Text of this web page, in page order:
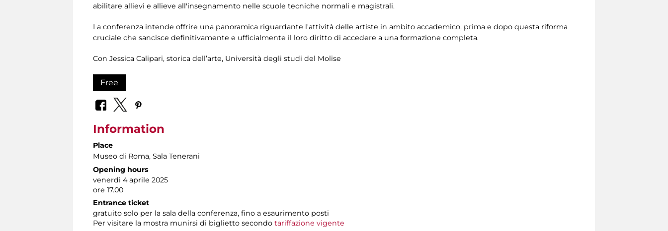
abilitare allievi e allieve all'insegnamento nelle scuole tecniche normali e magistrali.
La conferenza intende offrire una panoramica riguardante l'attività delle artiste in ambito accademico, prima e dopo questa riforma
cruciale che sancisce definitivamente e ufficialmente il loro diritto di accedere a una formazione completa.
Con Jessica Calipari, storica dell’arte, Università degli studi del Molise
Free
Information
Place
Museo di Roma, Sala Tenerani
Opening hours
venerdì 4 aprile 2025
ore 17.00
Entrance ticket
gratuito solo per la sala della conferenza, fino a esaurimento posti
Per visitare la mostra munirsi di biglietto secondo tariffazione vigente